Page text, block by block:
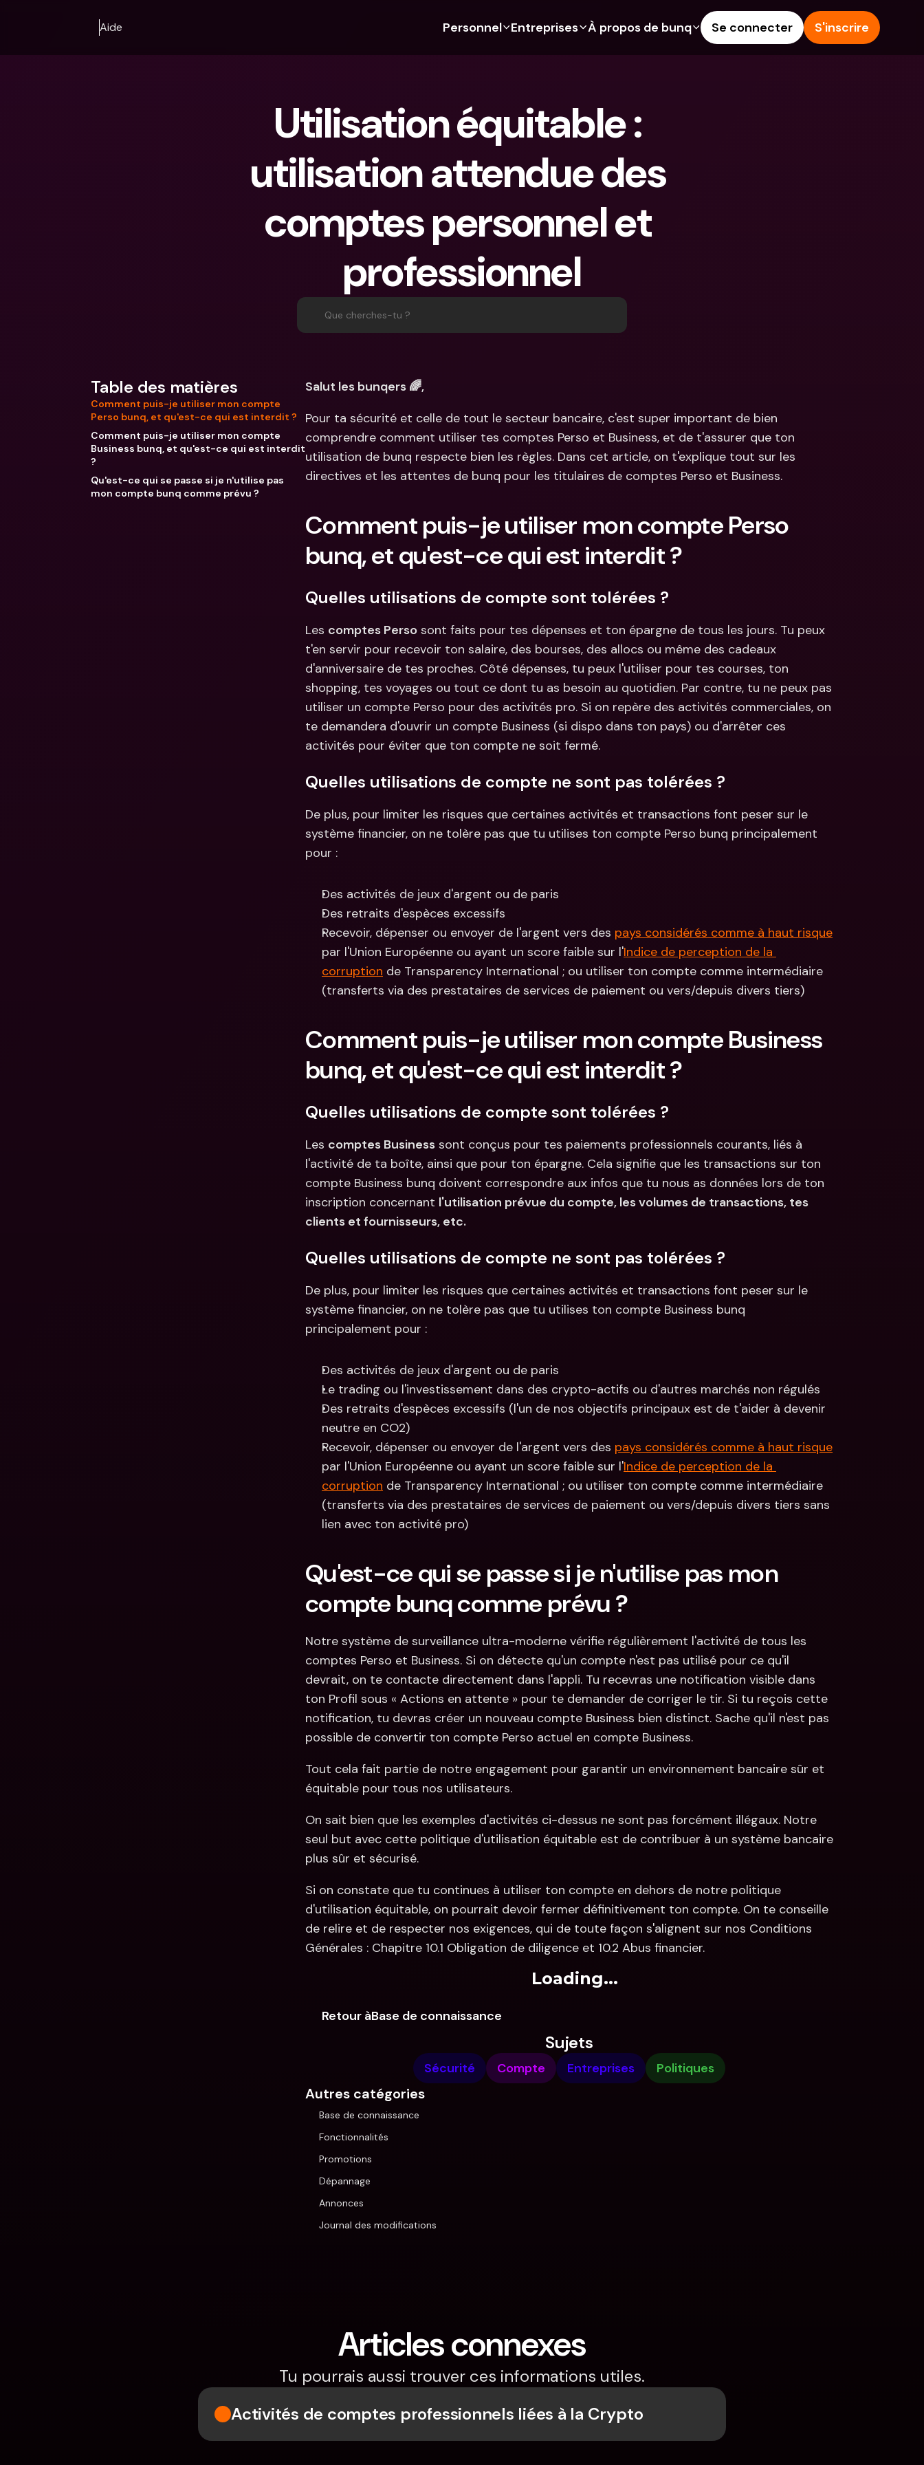
Aide Personnel
Pour les expats
Pour les couples
Pour les parents
Abonnements
bunq Free
bunq Core
bunq Pro
bunq Elite
Comparer les abonnements
Cartes de crédit
Crypto
Comptes communs
Paiements
Compte d'épargne
Actions
Entreprises
Pour les freelances
Pour les PME
Abonnements
bancaires
bunq Core
bunq Pro
bunq Elite
Comparer les abonnements
Cartes de crédit
Devises étrangères & IBANs
Retraits et dépôts aux
distributeurs
Tap to Pay
bunq Deals
Comptes à Terme
Gestion des dépenses
À propos de bunq
Durabilité
Presse
Documents légaux
Se connecter S'inscrire
Utilisation équitable :
utilisation attendue des
comptes personnel et
professionnel
Que cherches-tu ?
Table des matières
Comment puis-je utiliser mon compte
Perso bunq, et qu'est-ce qui est interdit ?
Comment puis-je utiliser mon compte
Business bunq, et qu'est-ce qui est interdit
?
Qu'est-ce qui se passe si je n'utilise pas
mon compte bunq comme prévu ?
Salut les bunqers 🌈,
Pour ta sécurité et celle de tout le secteur bancaire, c'est super important de bien
comprendre comment utiliser tes comptes Perso et Business, et de t'assurer que ton
utilisation de bunq respecte bien les règles. Dans cet article, on t'explique tout sur les
directives et les attentes de bunq pour les titulaires de comptes Perso et Business.
Comment puis-je utiliser mon compte Perso
bunq, et qu'est-ce qui est interdit ?
Quelles utilisations de compte sont tolérées ?
Les comptes Perso sont faits pour tes dépenses et ton épargne de tous les jours. Tu peux
t'en servir pour recevoir ton salaire, des bourses, des allocs ou même des cadeaux
d'anniversaire de tes proches. Côté dépenses, tu peux l'utiliser pour tes courses, ton
shopping, tes voyages ou tout ce dont tu as besoin au quotidien. Par contre, tu ne peux pas
utiliser un compte Perso pour des activités pro. Si on repère des activités commerciales, on
te demandera d'ouvrir un compte Business (si dispo dans ton pays) ou d'arrêter ces
activités pour éviter que ton compte ne soit fermé.
Quelles utilisations de compte ne sont pas tolérées ?
De plus, pour limiter les risques que certaines activités et transactions font peser sur le
système financier, on ne tolère pas que tu utilises ton compte Perso bunq principalement
pour :
Des activités de jeux d'argent ou de paris
Des retraits d'espèces excessifs
Recevoir, dépenser ou envoyer de l'argent vers des pays considérés comme à haut risque
par l'Union Européenne ou ayant un score faible sur l'Indice de perception de la
corruption de Transparency International ; ou utiliser ton compte comme intermédiaire
(transferts via des prestataires de services de paiement ou vers/depuis divers tiers)
Comment puis-je utiliser mon compte Business
bunq, et qu'est-ce qui est interdit ?
Quelles utilisations de compte sont tolérées ?
Les comptes Business sont conçus pour tes paiements professionnels courants, liés à
l'activité de ta boîte, ainsi que pour ton épargne. Cela signifie que les transactions sur ton
compte Business bunq doivent correspondre aux infos que tu nous as données lors de ton
inscription concernant l'utilisation prévue du compte, les volumes de transactions, tes
clients et fournisseurs, etc.
Quelles utilisations de compte ne sont pas tolérées ?
De plus, pour limiter les risques que certaines activités et transactions font peser sur le
système financier, on ne tolère pas que tu utilises ton compte Business bunq
principalement pour :
Des activités de jeux d'argent ou de paris
Le trading ou l'investissement dans des crypto-actifs ou d'autres marchés non régulés
Des retraits d'espèces excessifs (l'un de nos objectifs principaux est de t'aider à devenir
neutre en CO2)
Recevoir, dépenser ou envoyer de l'argent vers des pays considérés comme à haut risque
par l'Union Européenne ou ayant un score faible sur l'Indice de perception de la
corruption de Transparency International ; ou utiliser ton compte comme intermédiaire
(transferts via des prestataires de services de paiement ou vers/depuis divers tiers sans
lien avec ton activité pro)
Qu'est-ce qui se passe si je n'utilise pas mon
compte bunq comme prévu ?
Notre système de surveillance ultra-moderne vérifie régulièrement l'activité de tous les
comptes Perso et Business. Si on détecte qu'un compte n'est pas utilisé pour ce qu'il
devrait, on te contacte directement dans l'appli. Tu recevras une notification visible dans
ton Profil sous « Actions en attente » pour te demander de corriger le tir. Si tu reçois cette
notification, tu devras créer un nouveau compte Business bien distinct. Sache qu'il n'est pas
possible de convertir ton compte Perso actuel en compte Business.
Tout cela fait partie de notre engagement pour garantir un environnement bancaire sûr et
équitable pour tous nos utilisateurs.
On sait bien que les exemples d'activités ci-dessus ne sont pas forcément illégaux. Notre
seul but avec cette politique d'utilisation équitable est de contribuer à un système bancaire
plus sûr et sécurisé.
Si on constate que tu continues à utiliser ton compte en dehors de notre politique
d'utilisation équitable, on pourrait devoir fermer définitivement ton compte. On te conseille
de relire et de respecter nos exigences, qui de toute façon s'alignent sur nos Conditions
Générales : Chapitre 10.1 Obligation de diligence et 10.2 Abus financier.
Loading...
Retour àBase de connaissance
Sujets
Sécurité Compte Entreprises Politiques
Autres catégories
Base de connaissance
Fonctionnalités
Promotions
Dépannage
Annonces
Journal des modifications
Articles connexes
Tu pourrais aussi trouver ces informations utiles.
Activités de comptes professionnels liées à la Crypto